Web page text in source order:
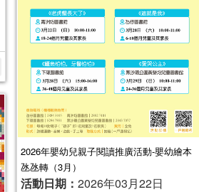
2026年嬰幼兒親子閱讀推廣活動-嬰幼繪本
氹氹轉（3月）
活動日期： 2026年03月22日